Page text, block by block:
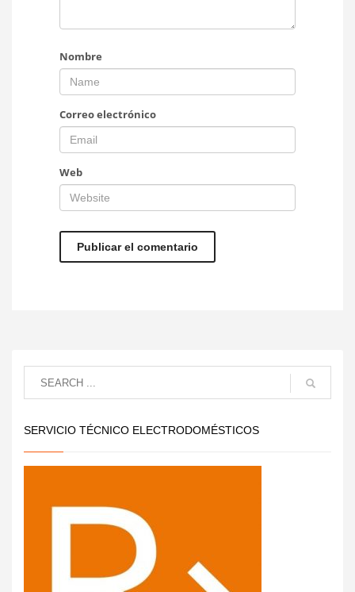
Nombre
Correo electrónico
Web
SERVICIO TÉCNICO ELECTRODOMÉSTICOS